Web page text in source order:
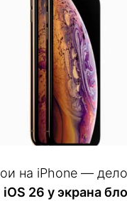
на iPhone —
iOS 26 у экрана